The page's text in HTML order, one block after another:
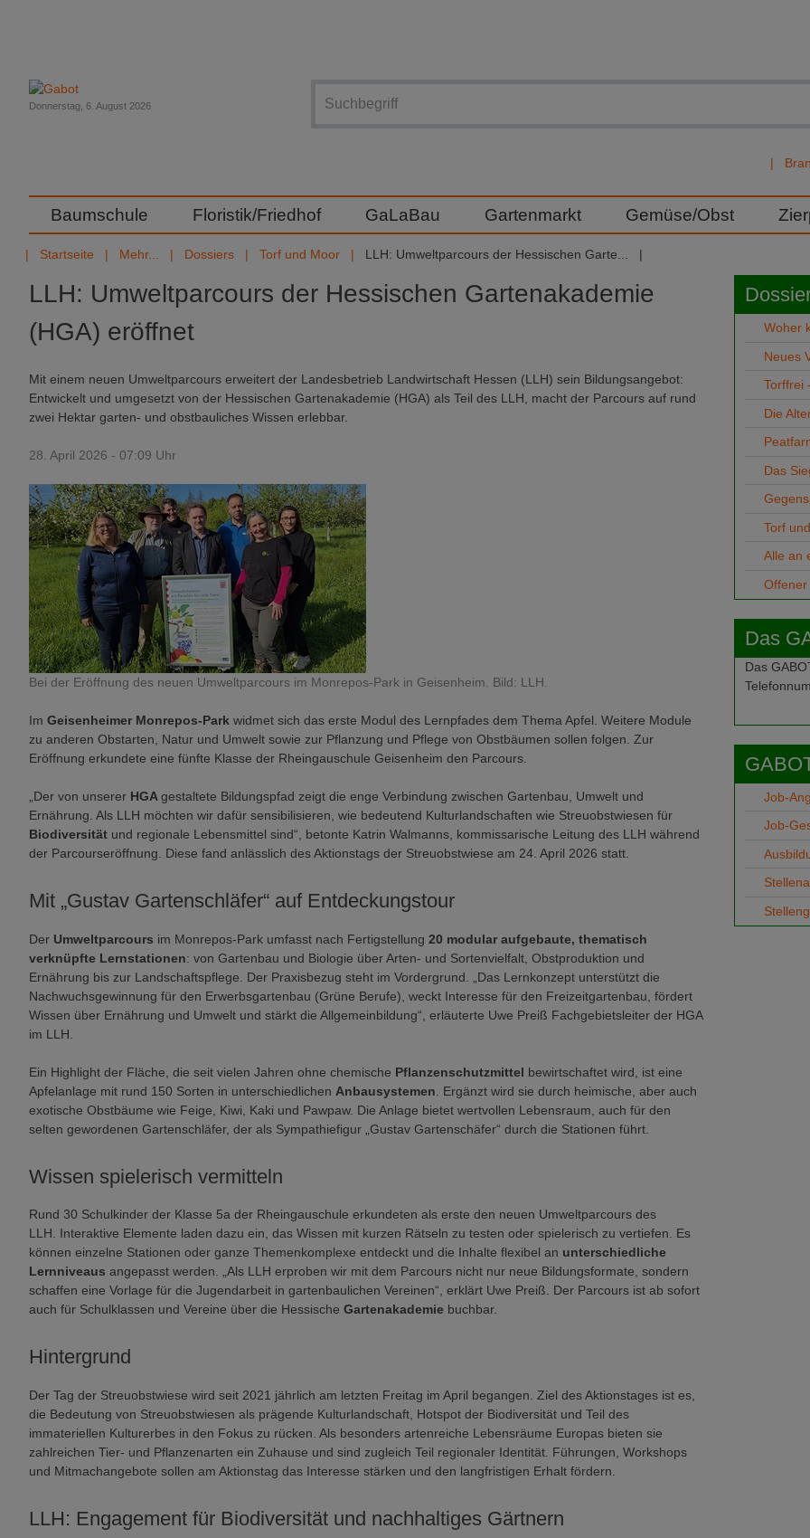
Donnerstag, 6. August 2026
Baumschule Floristik/Friedhof GaLaBau Gartenmarkt Gemüse/Obst
Startseite Mehr... Dossiers Torf und Moor LLH: Umweltparcours der Hessischen Garte...
LLH: Umweltparcours der Hessischen Gartenakademie
(HGA) eröffnet
Mit einem neuen Umweltparcours erweitert der Landesbetrieb Landwirtschaft Hessen (LLH) sein Bildungsangebot:
Entwickelt und umgesetzt von der Hessischen Gartenakademie (HGA) als Teil des LLH, macht der Parcours auf rund
zwei Hektar garten- und obstbauliches Wissen erlebbar.
28. April 2026 - 07:09 Uhr
Bei der Eröffnung des neuen Umweltparcours im Monrepos-Park in Geisenheim. Bild: LLH.
Im Geisenheimer Monrepos-Park widmet sich das erste Modul des Lernpfades dem Thema Apfel. Weitere Module
zu anderen Obstarten, Natur und Umwelt sowie zur Pflanzung und Pflege von Obstbäumen sollen folgen. Zur
Eröffnung erkundete eine fünfte Klasse der Rheingauschule Geisenheim den Parcours.
„Der von unserer HGA gestaltete Bildungspfad zeigt die enge Verbindung zwischen Gartenbau, Umwelt und
Ernährung. Als LLH möchten wir dafür sensibilisieren, wie bedeutend Kulturlandschaften wie Streuobstwiesen für
Biodiversität und regionale Lebensmittel sind“, betonte Katrin Walmanns, kommissarische Leitung des LLH während
der Parcourseröffnung. Diese fand anlässlich des Aktionstags der Streuobstwiese am 24. April 2026 statt.
Mit „Gustav Gartenschläfer“ auf Entdeckungstour
Der Umweltparcours im Monrepos-Park umfasst nach Fertigstellung 20 modular aufgebaute, thematisch
verknüpfte Lernstationen: von Gartenbau und Biologie über Arten- und Sortenvielfalt, Obstproduktion und
Ernährung bis zur Landschaftspflege. Der Praxisbezug steht im Vordergrund. „Das Lernkonzept unterstützt die
Nachwuchsgewinnung für den Erwerbsgartenbau (Grüne Berufe), weckt Interesse für den Freizeitgartenbau, fördert
Wissen über Ernährung und Umwelt und stärkt die Allgemeinbildung“, erläuterte Uwe Preiß Fachgebietsleiter der HGA
im LLH.
Ein Highlight der Fläche, die seit vielen Jahren ohne chemische Pflanzenschutzmittel bewirtschaftet wird, ist eine
Apfelanlage mit rund 150 Sorten in unterschiedlichen Anbausystemen . Ergänzt wird sie durch heimische, aber auch
exotische Obstbäume wie Feige, Kiwi, Kaki und Pawpaw. Die Anlage bietet wertvollen Lebensraum, auch für den
selten gewordenen Gartenschläfer, der als Sympathiefigur „Gustav Gartenschäfer“ durch die Stationen führt.
Wissen spielerisch vermitteln
Rund 30 Schulkinder der Klasse 5a der Rheingauschule erkundeten als erste den neuen Umweltparcours des
LLH. Interaktive Elemente laden dazu ein, das Wissen mit kurzen Rätseln zu testen oder spielerisch zu vertiefen. Es
können einzelne Stationen oder ganze Themenkomplexe entdeckt und die Inhalte flexibel an unterschiedliche
Lernniveaus angepasst werden. „Als LLH erproben wir mit dem Parcours nicht nur neue Bildungsformate, sondern
schaffen eine Vorlage für die Jugendarbeit in gartenbaulichen Vereinen“, erklärt Uwe Preiß. Der Parcours ist ab sofort
auch für Schulklassen und Vereine über die Hessische Gartenakademie buchbar.
Hintergrund
Der Tag der Streuobstwiese wird seit 2021 jährlich am letzten Freitag im April begangen. Ziel des Aktionstages ist es,
die Bedeutung von Streuobstwiesen als prägende Kulturlandschaft, Hotspot der Biodiversität und Teil des
immateriellen Kulturerbes in den Fokus zu rücken. Als besonders artenreiche Lebensräume Europas bieten sie
zahlreichen Tier- und Pflanzenarten ein Zuhause und sind zugleich Teil regionaler Identität. Führungen, Workshops
und Mitmachangebote sollen am Aktionstag das Interesse stärken und den langfristigen Erhalt fördern.
LLH: Engagement für Biodiversität und nachhaltiges Gärtnern
Woher
Neues
Torffrei
Die
Das
Torf
Alle an
Offener
Das
Das
Job-
Job-